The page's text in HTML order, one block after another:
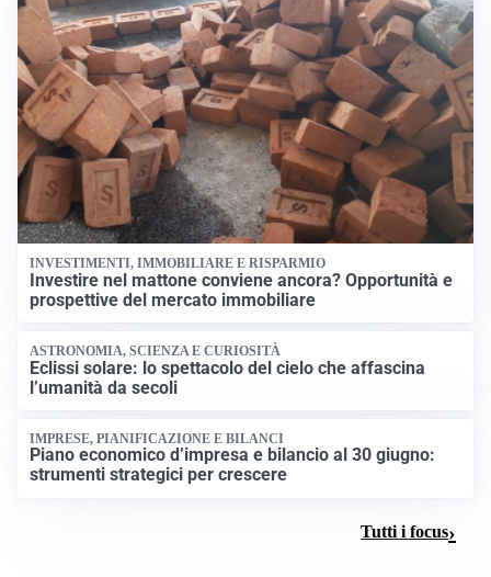
INVESTIMENTI, IMMOBILIARE E RISPARMIO
Investire nel mattone conviene ancora? Opportunità e
prospettive del mercato immobiliare
ASTRONOMIA, SCIENZA E CURIOSITÀ
Eclissi solare: lo spettacolo del cielo che affascina
l’umanità da secoli
IMPRESE, PIANIFICAZIONE E BILANCI
Piano economico d’impresa e bilancio al 30 giugno:
strumenti strategici per crescere
Tutti i focus